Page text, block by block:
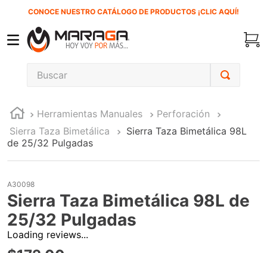
CONOCE NUESTRO CATÁLOGO DE PRODUCTOS ¡CLIC AQUÍ!
Buscar
Herramientas Manuales
Perforación
Sierra Taza Bimetálica
Sierra Taza Bimetálica 98L
de 25/32 Pulgadas
A30098
Sierra Taza Bimetálica 98L de
25/32 Pulgadas
Loading reviews...
1.
carbones
2
inversora
5.
sierra cinta
6.